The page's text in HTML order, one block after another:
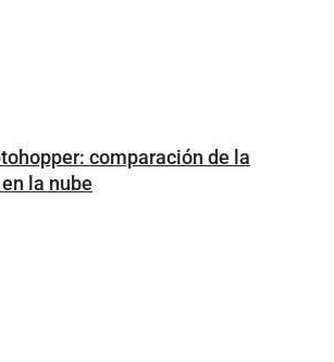
comparación de la
la nube